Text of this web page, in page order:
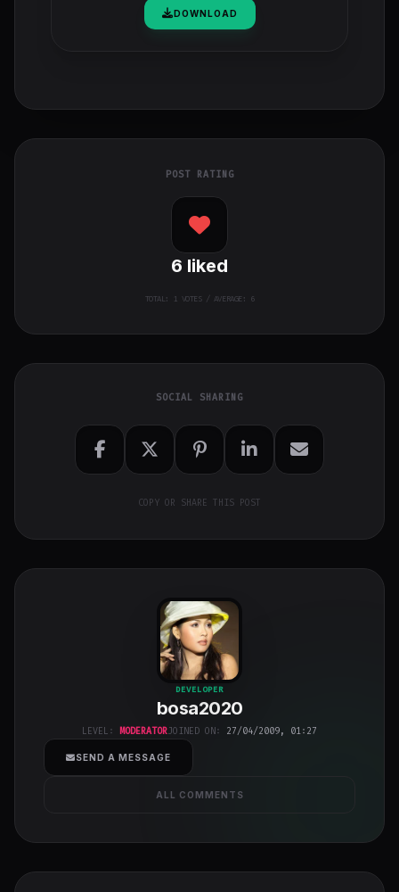
DOWNLOAD
POST RATING
6 liked
TOTAL: 1VOTES / AVERAGE: 6
SOCIAL SHARING
COPY OR SHARE THIS POST
bosa2020
class="w-full
h-full object-
cover">
DEVELOPER
bosa2020
LEVEL: MODERATORJOINED ON: 27/04/2009, 01:27
SEND A MESSAGE
ALL COMMENTS